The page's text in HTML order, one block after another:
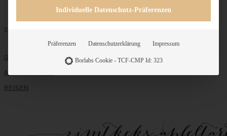
Entdecken
GRUNDLAGEN
ALLE REZEPTE
REISEN
Individuelle Datenschutz-Präferenzen
Präferenzen Datenschutzerklärung Impressum
Borlabs Cookie - TCF-CMP Id: 323